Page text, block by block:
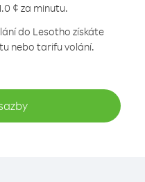
¢ za minutu.
do Lesotho získáte
nebo tarifu volání.